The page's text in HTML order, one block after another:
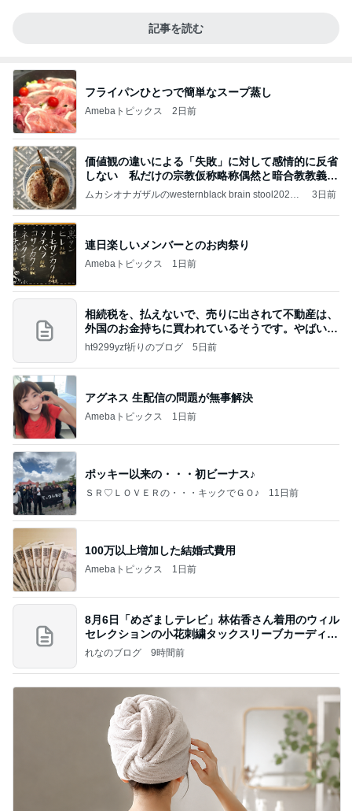
記事を読む
フライパンひとつで簡単なスープ蒸し
Amebaトピックス 2日前
価値観の違いによる「失敗」に対して感情的に反省
しない 私だけの宗教仮称略称偶然と暗合教教義候
補
ムカシオナガザルのwesternblack brain stool2024
ガザル
3日前
連日楽しいメンバーとのお肉祭り
Amebaトピックス 1日前
相続税を、払えないで、売りに出されて不動産は、
外国のお金持ちに買われているそうです。やばいで
すよ
ht9299yzf祈りのブログ 5日前
アグネス 生配信の問題が無事解決
Amebaトピックス 1日前
ポッキー以来の・・・初ビーナス♪
ＳＲ♡ＬＯＶＥＲの・・・キックでＧＯ♪ 11日前
100万以上増加した結婚式費用
Amebaトピックス 1日前
8月6日「めざましテレビ」林佑香さん着用のウィル
セレクションの小花刺繍タックスリーブカーディガ
ン
れなのブログ 9時間前